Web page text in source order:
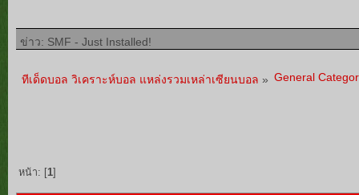
ข่าว: SMF - Just Installed!
ทีเด็ดบอล วิเคราะห์บอล แหล่งรวมเหล่าเซียนบอล » General
หน้า: [ 1]